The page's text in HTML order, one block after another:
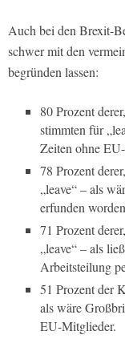
Auch bei den Brexit-
schwer mit den
begründen lassen:
80 Prozent
stimmten für
Zeiten ohne
78 Prozent
„leave“ – als
erfunden
71 Prozent
„leave“ – als
Arbeitsteilung
51 Prozent der
als wäre
EU-Mitglieder.